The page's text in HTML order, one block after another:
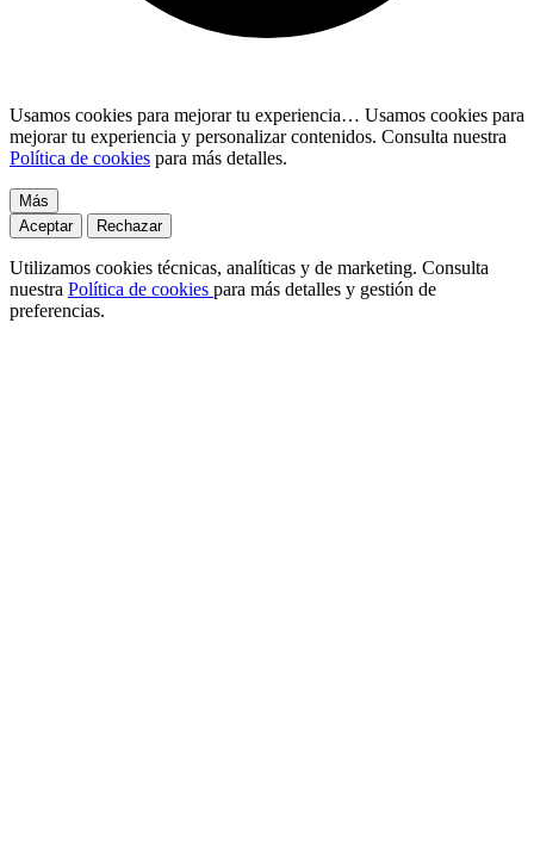
Usamos cookies para mejorar tu experiencia… Usamos cookies para
mejorar tu experiencia y personalizar contenidos. Consulta nuestra
Política de cookies para más detalles.
Más
Aceptar
Rechazar
Utilizamos cookies técnicas, analíticas y de marketing. Consulta
nuestra Política de cookies para más detalles y gestión de
preferencias.